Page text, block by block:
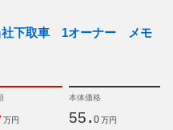
社下取車 1オーナー メモ
万円
本体価格
55. 0 万円